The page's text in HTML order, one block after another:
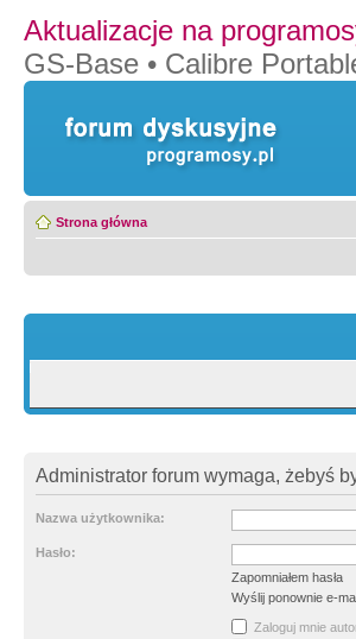
Aktualizacje na
GS-Base • Calibre
Strona główna
Administrator forum wymaga, żebyś
Nazwa użytkownika:
Hasło:
Zapomniałem hasła
Wyślij ponownie e-
Zaloguj mnie